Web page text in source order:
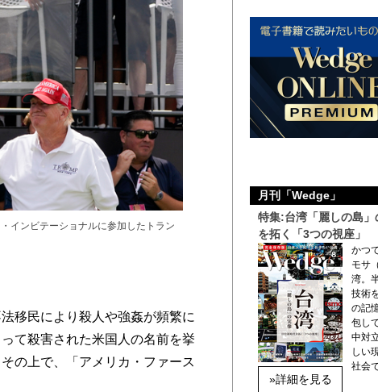
インビテーショナルに参加したトラン
移民により殺人や強姦が頻繁に
て殺害された米国人の名前を挙
の上で、「アメリカ・ファース
月刊「Wedge」
特集:台湾「麗しの島
を拓く「3つの視座」
»詳細を見る
かつ
モサ
湾。
技術
の記
包し
中対
しい
社会